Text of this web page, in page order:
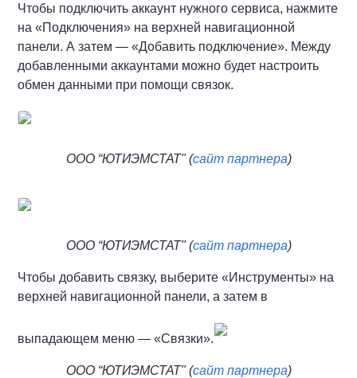
Чтобы подключить аккаунт нужного сервиса, нажмите
на «Подключения» на верхней навигационной
панели. А затем — «Добавить подключение». Между
добавленными аккаунтами можно будет настроить
обмен данными при помощи связок.
ООО “ЮТИЭМСТАТ" (сайт партнера)
ООО “ЮТИЭМСТАТ" (сайт партнера)
Чтобы добавить связку, выберите «Инструменты» на
верхней навигационной панели, а затем в
выпадающем меню — «Связки».
ООО “ЮТИЭМСТАТ" (сайт партнера)